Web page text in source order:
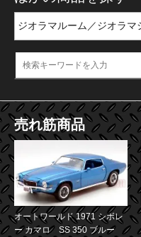
売れ筋商品
オートワールド 1971 シボレ
ー カマロ SS 350 ブルー